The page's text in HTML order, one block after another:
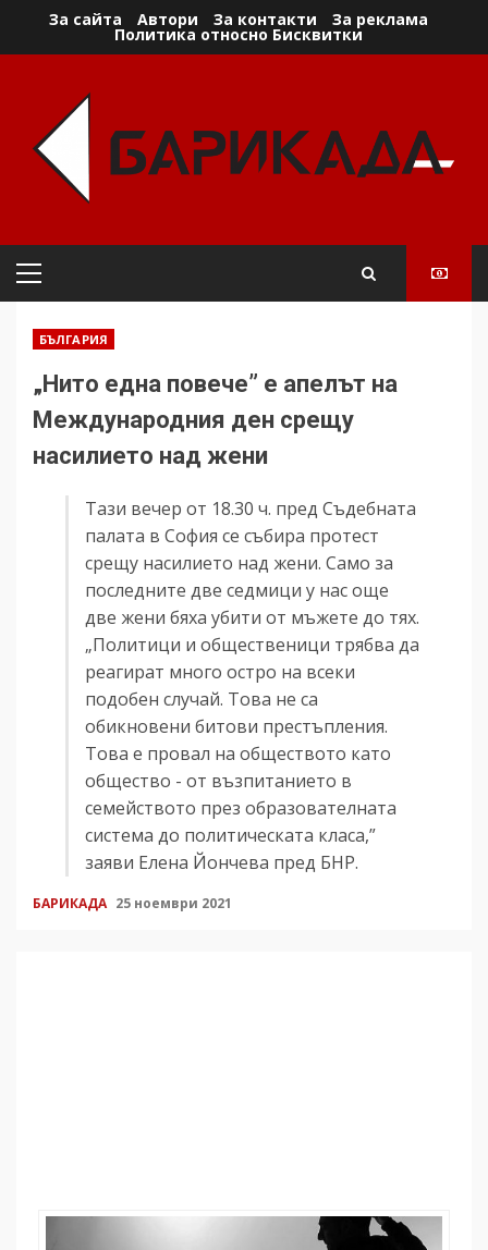
За сайта Автори За контакти За реклама
Политика относно Бисквитки
Primary
БЪЛГАРИЯ
„Нито една повече” е апелът на
Международния ден срещу
насилието над жени
Тази вечер от 18.30 ч. пред Съдебната
палата в София се събира протест
срещу насилието над жени. Само за
последните две седмици у нас още
две жени бяха убити от мъжете до тях.
„Политици и общественици трябва да
реагират много остро на всеки
подобен случай. Това не са
обикновени битови престъпления.
Това е провал на обществото като
общество - от възпитанието в
семейството през образователната
система до политическата класа,”
заяви Елена Йончева пред БНР.
БАРИКАДА 25 ноември 2021